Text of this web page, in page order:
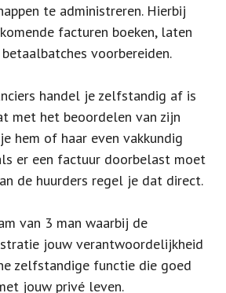
te administreren. Hierbij
facturen boeken, laten
voorbereiden.
handel je zelfstandig af is
met het beoordelen van zijn
hem of haar even vakkundig
er een factuur doorbelast moet
de huurders regel je dat direct.
van 3 man waarbij de
jouw verantwoordelijkheid
zelfstandige functie die goed
jouw privé leven.